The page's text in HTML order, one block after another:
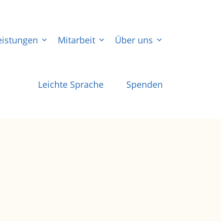
Mitarbeit Über uns
Leichte Sprache Spenden